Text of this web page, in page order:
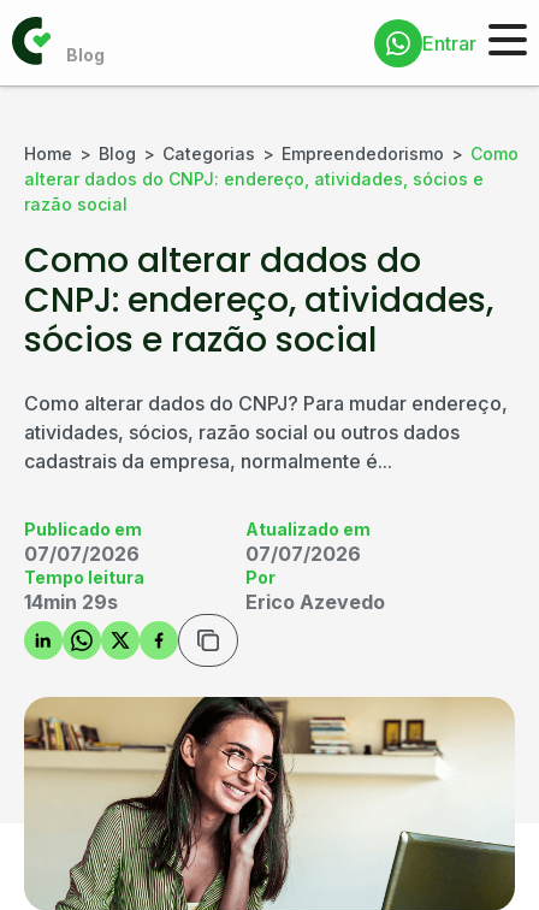
Entrar
Home Blog Categorias Empreendedorismo
Como
alterar dados do CNPJ: endereço, atividades, sócios e
razão social
Como alterar dados do
CNPJ: endereço, atividades,
sócios e razão social
Como alterar dados do CNPJ? Para mudar endereço,
atividades, sócios, razão social ou outros dados
cadastrais da empresa, normalmente é...
Publicado em
07/07/2026
Atualizado em
07/07/2026
Tempo leitura
14min 29s
Por
Erico Azevedo